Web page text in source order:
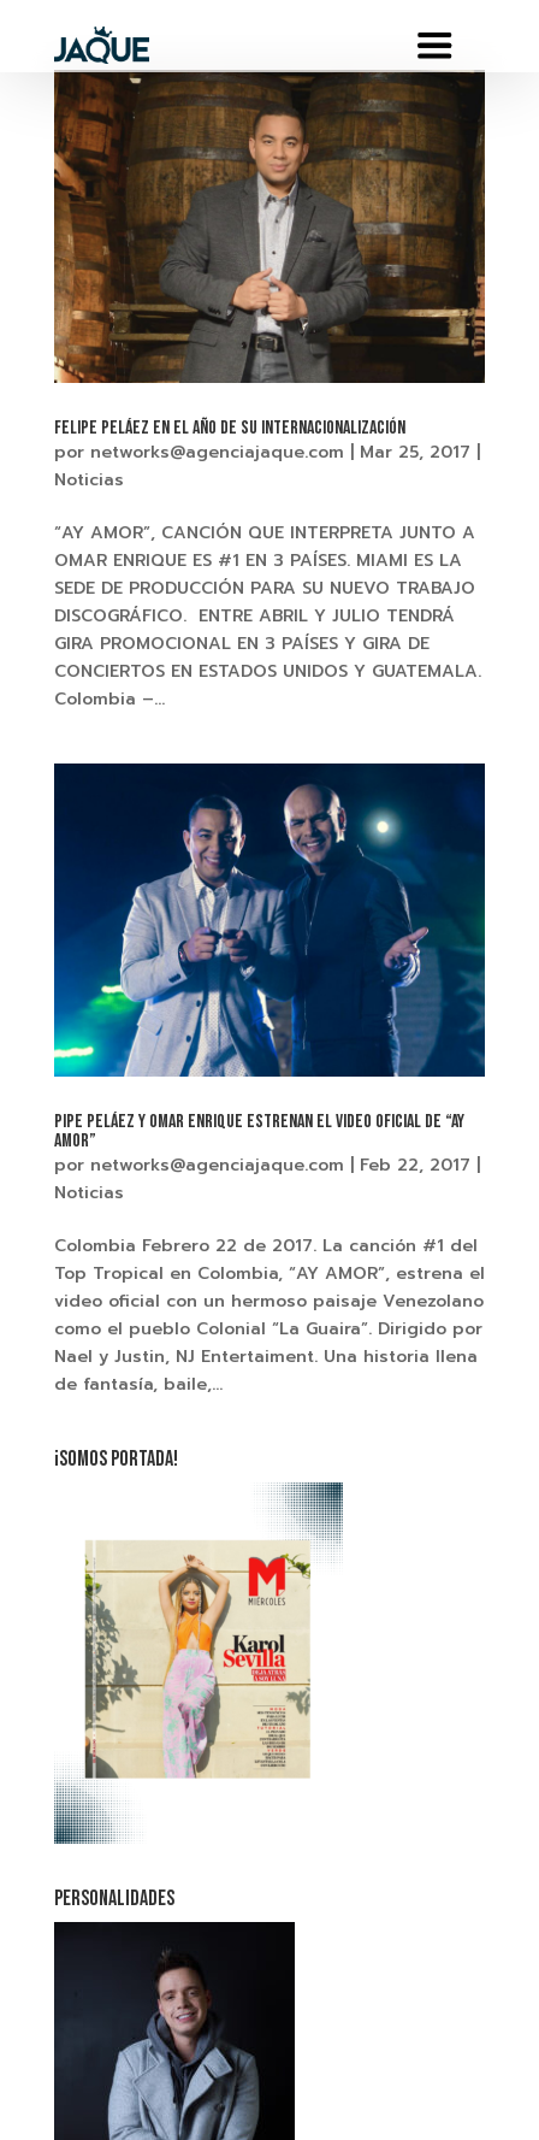
Felipe Peláez en el año de su internacionalización
por networks@agenciajaque.com Mar 25, 2017
Noticias
“AY AMOR”, CANCIÓN QUE INTERPRETA JUNTO A
OMAR ENRIQUE ES #1 EN 3 PAÍSES. MIAMI ES LA
SEDE DE PRODUCCIÓN PARA SU NUEVO TRABAJO
DISCOGRÁFICO. ENTRE ABRIL Y JULIO TENDRÁ
GIRA PROMOCIONAL EN 3 PAÍSES Y GIRA DE
CONCIERTOS EN ESTADOS UNIDOS Y GUATEMALA.
Colombia –...
Pipe Peláez Y Omar Enrique estrenan el video oficial de “Ay
Amor”
por networks@agenciajaque.com Feb 22, 2017
Noticias
Colombia Febrero 22 de 2017. La canción #1 del
Top Tropical en Colombia, “AY AMOR”, estrena el
video oficial con un hermoso paisaje Venezolano
como el pueblo Colonial “La Guaira”. Dirigido por
Nael y Justin, NJ Entertaiment. Una historia llena
de fantasía, baile,...
¡SOMOS PORTADA!
PERSONALIDADES